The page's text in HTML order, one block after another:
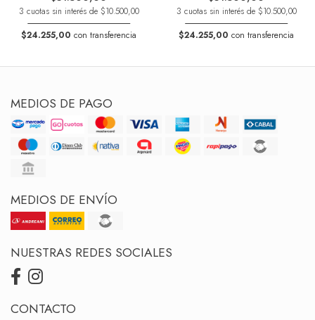
3 cuotas sin interés de $10.500,00
$24.255,00 con transferencia
3 cuotas sin interés de $10.500,00
$24.255,00 con transferencia
MEDIOS DE PAGO
MEDIOS DE ENVÍO
NUESTRAS REDES SOCIALES
CONTACTO